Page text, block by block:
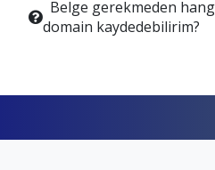
Belge gerekmeden
domain kaydedebilirim?